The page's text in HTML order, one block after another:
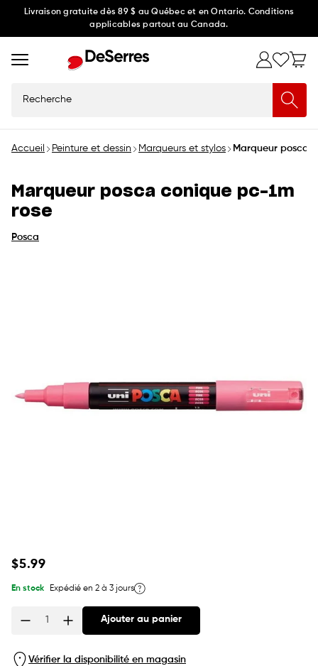
Ignorer
au
Livraison gratuite dès 89 $ au Québec et en Ontario. Conditions
applicables partout au Canada.
Accueil Peinture et dessin Marqueurs et stylos Marqueur posca
Marqueur posca conique pc-1m
rose
Posca
Prix
$5.99
En stock Expédié en 2 à 3 jours
Ajouter au panier
Vérifier la disponibilité en magasin